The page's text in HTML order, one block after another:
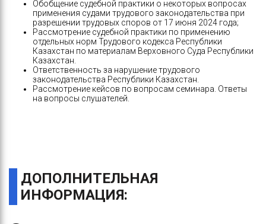
Обобщение судебной практики о некоторых вопросах
применения судами трудового законодательства при
разрешении трудовых споров от 17 июня 2024 года;
Рассмотрение судебной практики по применению
отдельных норм Трудового кодекса Республики
Казахстан по материалам Верховного Суда Республики
Казахстан.
Ответственность за нарушение трудового
законодательства Республики Казахстан.
Рассмотрение кейсов по вопросам семинара. Ответы
на вопросы слушателей.
ДОПОЛНИТЕЛЬНАЯ
ИНФОРМАЦИЯ: